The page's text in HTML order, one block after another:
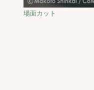
場面カット